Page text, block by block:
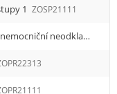
1 ZOSP21111
ZORP2232 Operační řízení přednemocniční neodkladné péče